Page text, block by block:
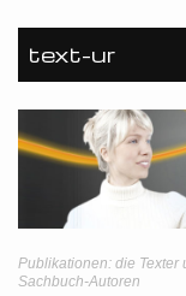
text-ur
Startseite
Leistungen
Unternehmen
Referenzen
Publikationen: die Texter
Sachbuch-Autoren